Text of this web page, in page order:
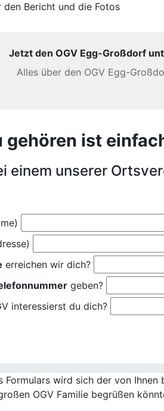
den Bericht und die Fotos
Jetzt den OGV Egg-Großdorf
Alles über den OGV Egg-
gehören ist
einem unserer
erreichen wir dich?
geben?
interessierst du dich?
Formulars wird sich der von
OGV Familie begrüßen